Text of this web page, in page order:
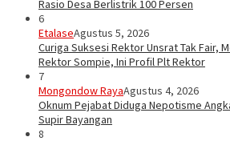
Rasio Desa Berlistrik 100 Persen
6
EtalaseAgustus 5, 2026
Curiga Suksesi Rektor Unsrat Tak Fair,
Rektor Sompie, Ini Profil Plt Rektor
7
Mongondow RayaAgustus 4, 2026
Oknum Pejabat Diduga Nepotisme
Supir Bayangan
8